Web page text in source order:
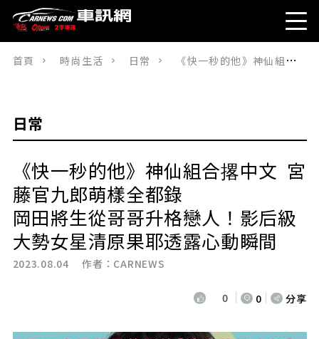
首頁 時尚生活 日常 《快一秒的他》神仙組合撂中文 宮藤官九郎萌樣全都錄岡田將生從哥哥升格戀人！影后級大勢女星清原果耶透露心動瞬間
日常
《快一秒的他》神仙組合撂中文 宮
藤官九郎萌樣全都錄
岡田將生從哥哥升格戀人！影后級
大勢女星清原果耶透露心動瞬間
2023.08.04 作者： CARNEWS
0 0 分享